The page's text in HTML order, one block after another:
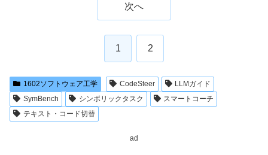
次へ
1 2
1602ソフトウェア工学 CodeSteer
LLMガイド
SymBench
シンボリックタスク
スマートコーチ
テキスト・コード切替
ad